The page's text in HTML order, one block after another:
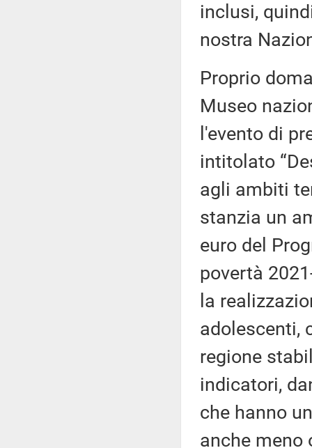
inclusi,
nostra
Proprio
Museo
l'evento di
intitolato
agli ambiti
stanzia un
euro del
povertà
la
adolescenti,
regione
indicatori,
che hanno
anche meno